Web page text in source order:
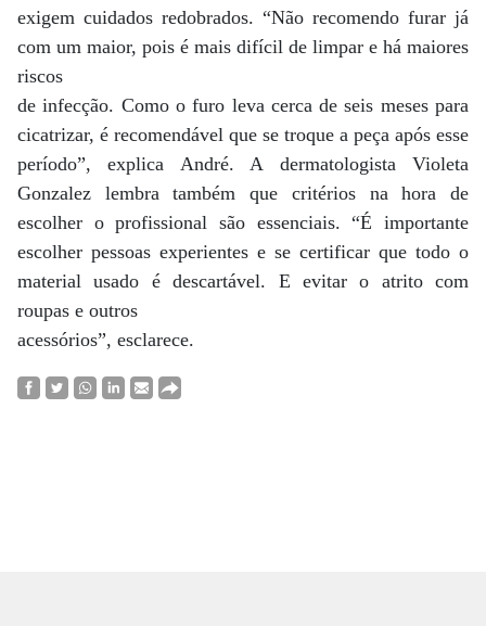
exigem cuidados redobrados. “Não recomendo furar já
com um maior, pois é mais difícil de limpar e há maiores
riscos
de infecção. Como o furo leva cerca de seis meses para
cicatrizar, é recomendável que se troque a peça após esse
período”, explica André. A dermatologista Violeta
Gonzalez lembra também que critérios na hora de
escolher o profissional são essenciais. “É importante
escolher pessoas experientes e se certificar que todo o
material usado é descartável. E evitar o atrito com
roupas e outros
acessórios”, esclarece.